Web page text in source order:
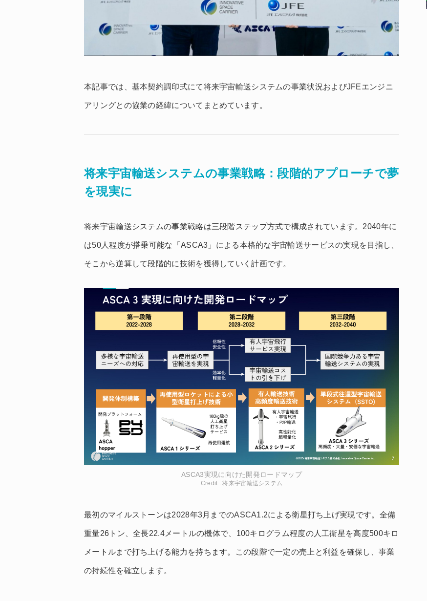
本記事では、基本契約調印式にて将来宇宙輸送システムの事業状況およびJFEエンジニ
アリングとの協業の経緯についてまとめています。
将来宇宙輸送システムの事業戦略：段階的アプローチで夢
を現実に
将来宇宙輸送システムの事業戦略は三段階ステップ方式で構成されています。2040年に
は50人程度が搭乗可能な「ASCA3」による本格的な宇宙輸送サービスの実現を目指し、
そこから逆算して段階的に技術を獲得していく計画です。
ASCA3実現に向けた開発ロードマップ
Credit : 将来宇宙輸送システム
最初のマイルストーンは2028年3月までのASCA1.2による衛星打ち上げ実現です。全備
重量26トン、全長22.4メートルの機体で、100キログラム程度の人工衛星を高度500キロ
メートルまで打ち上げる能力を持ちます。この段階で一定の売上と利益を確保し、事業
の持続性を確立します。